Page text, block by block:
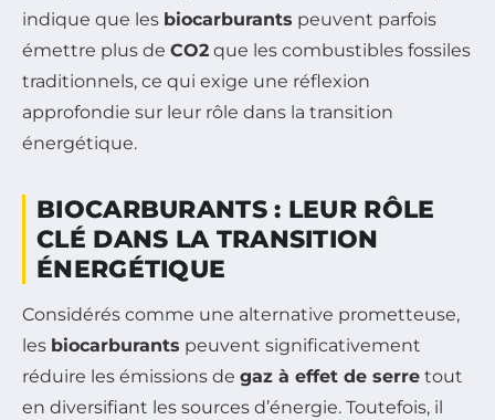
indique que les biocarburants peuvent parfois
émettre plus de CO2 que les combustibles fossiles
traditionnels, ce qui exige une réflexion
approfondie sur leur rôle dans la transition
énergétique.
BIOCARBURANTS : LEUR RÔLE
CLÉ DANS LA TRANSITION
ÉNERGÉTIQUE
Considérés comme une alternative prometteuse,
les biocarburants peuvent significativement
réduire les émissions de gaz à effet de serre tout
en diversifiant les sources d’énergie. Toutefois, il